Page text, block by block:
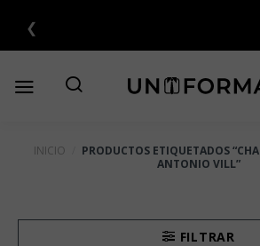
contenido
❮
INICIO
PRODUCTOS ETIQUETADOS
ANTONIO VILL”
FILTRAR